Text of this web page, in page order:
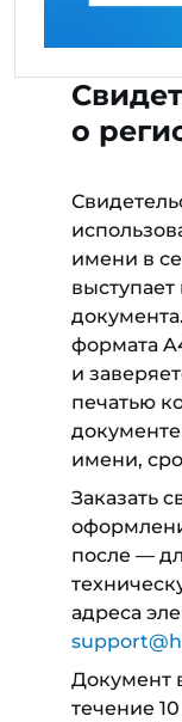
о
имени в
формата
и
печатью
имени,
Заказать
после —
адреса
Документ
течение